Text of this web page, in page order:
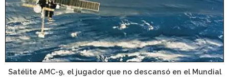
Satélite AMC-9, el jugador que no descansó en el Mundial